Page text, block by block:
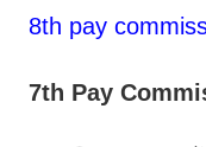
8th pay
7th Pay